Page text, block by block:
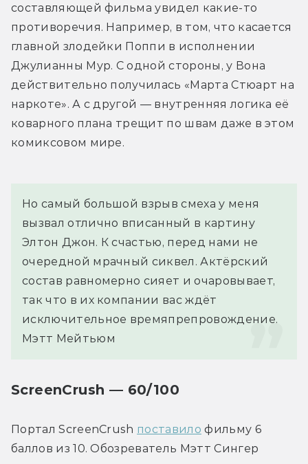
составляющей фильма увидел какие-то
противоречия. Например, в том, что касается
главной злодейки Поппи в исполнении
Джулианны Мур. С одной стороны, у Вона
действительно получилась «Марта Стюарт на
наркоте». А с другой — внутренняя логика её
коварного плана трещит по швам даже в этом
комиксовом мире.
Но самый большой взрыв смеха у меня
вызвал отлично вписанный в картину
Элтон Джон. К счастью, перед нами не
очередной мрачный сиквел. Актёрский
состав равномерно сияет и очаровывает,
так что в их компании вас ждёт
исключительное времяпрепровождение.
Мэтт Мейтьюм
ScreenCrush — 60/100
Портал ScreenCrush поставило фильму 6
баллов из 10. Обозреватель Мэтт Сингер